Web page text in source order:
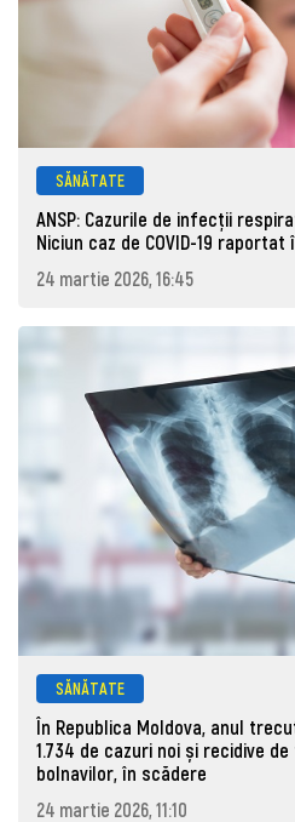
SĂNĂTATE
ANSP: Cazurile de infecții
Niciun caz de COVID-19
24 martie 2026, 16:45
SĂNĂTATE
În Republica Moldova, anul
1.734 de cazuri noi și recidive
bolnavilor, în scădere
24 martie 2026, 11:10